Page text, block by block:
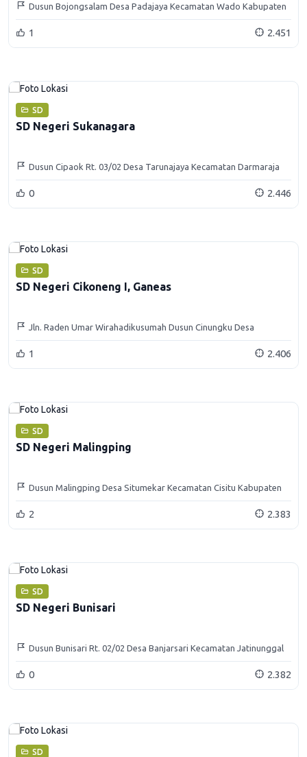
Dusun Bojongsalam Desa Padajaya Kecamatan Wado Kabupaten
Sumedang
1 2.451
SD
SD Negeri Sukanagara
Dusun Cipaok Rt. 03/02 Desa Tarunajaya Kecamatan Darmaraja
0 2.446
SD
SD Negeri Cikoneng I, Ganeas
Jln. Raden Umar Wirahadikusumah Dusun Cinungku Desa
Cikoneng Kulon Kecamatan Ganeas Kabupaten Sumedang
1 2.406
SD
SD Negeri Malingping
Dusun Malingping Desa Situmekar Kecamatan Cisitu Kabupaten
Sumedang
2 2.383
SD
SD Negeri Bunisari
Dusun Bunisari Rt. 02/02 Desa Banjarsari Kecamatan Jatinunggal
Kabupaten Sumedang
0 2.382
SD